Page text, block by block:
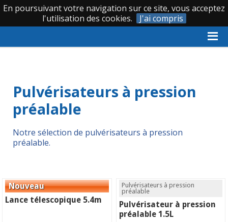
En poursuivant votre navigation sur ce site, vous acceptez
l'utilisation des cookies.
J'ai compris
0 388 620 066 | |
Accueil › Pulvérisateurs et centrales de nettoyage
›
Pulvérisateurs à pression
préalable
Notre sélection de pulvérisateurs à pression
préalable.
Lance télescopique 5.4m
Pulvérisateurs à pression
préalable
Pulvérisateur à pression
préalable 1.5L